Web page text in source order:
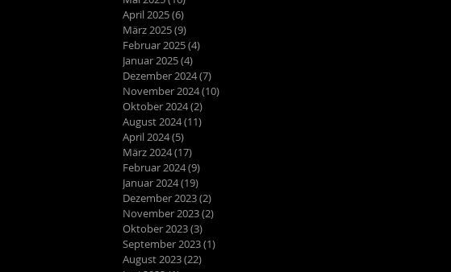
April 2025(6)
März 2025(9)
Februar 2025(4)
Januar 2025(4)
Dezember 2024(7)
November 2024(10)
Oktober 2024(2)
August 2024(11)
April 2024(5)
März 2024(17)
Februar 2024(9)
Januar 2024(19)
Dezember 2023(2)
November 2023(2)
Oktober 2023(3)
September 2023(1)
August 2023(22)